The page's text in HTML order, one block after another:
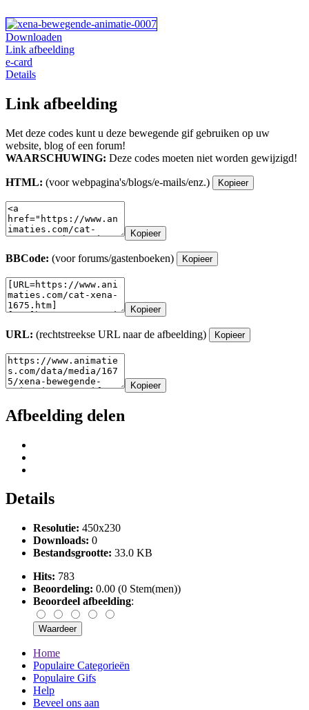
Downloaden
Link afbeelding
e-card
Details
Link afbeelding
Met deze codes kunt u deze bewegende gif gebruiken op uw
website, blog of een forum!
WAARSCHUWING: Deze codes moeten niet worden gewijzigd!
HTML: (voor webpagina's/blogs/e-mails/enz.) Kopieer
Kopieer
BBCode: (voor forums/gastenboeken) Kopieer
Kopieer
URL: (rechtstreekse URL naar de afbeelding) Kopieer
Kopieer
Afbeelding delen
Details
Resolutie: 450x230
Downloads: 0
Bestandsgrootte: 33.0 KB
Hits: 783
Beoordeling: 0.00 (0 Stem(men))
Beoordeel afbeelding:
Home
Populaire Categorieën
Populaire Gifs
Help
Beveel ons aan